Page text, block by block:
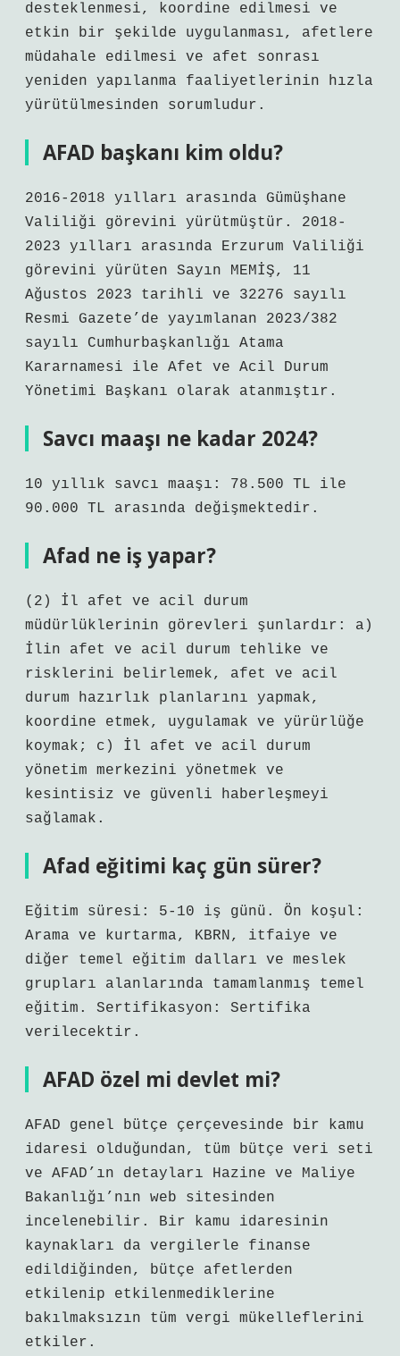
desteklenmesi, koordine edilmesi ve
etkin bir şekilde uygulanması, afetlere
müdahale edilmesi ve afet sonrası
yeniden yapılanma faaliyetlerinin hızla
yürütülmesinden sorumludur.
AFAD başkanı kim oldu?
2016-2018 yılları arasında Gümüşhane
Valiliği görevini yürütmüştür. 2018-
2023 yılları arasında Erzurum Valiliği
görevini yürüten Sayın MEMİŞ, 11
Ağustos 2023 tarihli ve 32276 sayılı
Resmi Gazete’de yayımlanan 2023/382
sayılı Cumhurbaşkanlığı Atama
Kararnamesi ile Afet ve Acil Durum
Yönetimi Başkanı olarak atanmıştır.
Savcı maaşı ne kadar 2024?
10 yıllık savcı maaşı: 78.500 TL ile
90.000 TL arasında değişmektedir.
Afad ne iş yapar?
(2) İl afet ve acil durum
müdürlüklerinin görevleri şunlardır: a)
İlin afet ve acil durum tehlike ve
risklerini belirlemek, afet ve acil
durum hazırlık planlarını yapmak,
koordine etmek, uygulamak ve yürürlüğe
koymak; c) İl afet ve acil durum
yönetim merkezini yönetmek ve
kesintisiz ve güvenli haberleşmeyi
sağlamak.
Afad eğitimi kaç gün sürer?
Eğitim süresi: 5-10 iş günü. Ön koşul:
Arama ve kurtarma, KBRN, itfaiye ve
diğer temel eğitim dalları ve meslek
grupları alanlarında tamamlanmış temel
eğitim. Sertifikasyon: Sertifika
verilecektir.
AFAD özel mi devlet mi?
AFAD genel bütçe çerçevesinde bir kamu
idaresi olduğundan, tüm bütçe veri seti
ve AFAD’ın detayları Hazine ve Maliye
Bakanlığı’nın web sitesinden
incelenebilir. Bir kamu idaresinin
kaynakları da vergilerle finanse
edildiğinden, bütçe afetlerden
etkilenip etkilenmediklerine
bakılmaksızın tüm vergi mükelleflerini
etkiler.